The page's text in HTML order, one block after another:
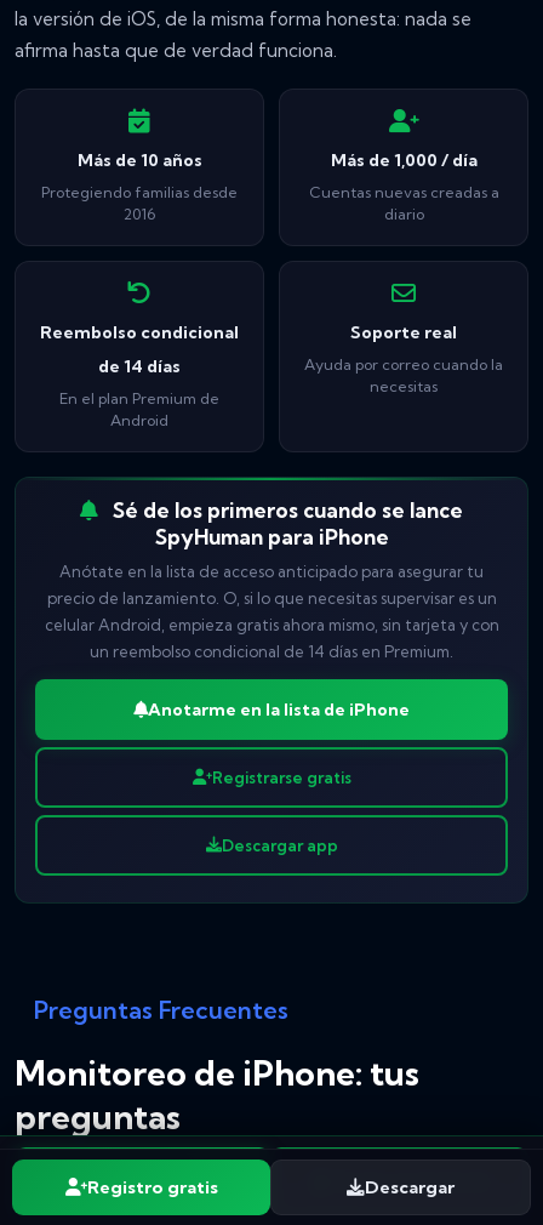
la versión de iOS, de la misma forma honesta: nada se
afirma hasta que de verdad funciona.
Más de 10 años
Protegiendo familias desde
2016
Más de 1,000 / día
Cuentas nuevas creadas a
diario
Reembolso condicional
de 14 días
En el plan Premium de
Android
Soporte real
Ayuda por correo cuando la
necesitas
Sé de los primeros cuando se lance
SpyHuman para iPhone
Anótate en la lista de acceso anticipado para asegurar tu
precio de lanzamiento. O, si lo que necesitas supervisar es un
celular Android, empieza gratis ahora mismo, sin tarjeta y con
un reembolso condicional de 14 días en Premium.
Anotarme en la lista de iPhone
Registrarse gratis
Descargar app
Preguntas Frecuentes
Monitoreo de iPhone: tus
preguntas
¿SpyHuman ya funciona en iPhone?
Anotarme Gratis en Android
Registro gratis Descargar